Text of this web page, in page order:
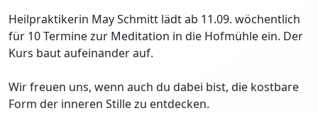
Heilpraktikerin May Schmitt lädt ab 11.09. wöchentlich
für 10 Termine zur Meditation in die Hofmühle ein. Der
Kurs baut aufeinander auf.
Wir freuen uns, wenn auch du dabei bist, die kostbare
Form der inneren Stille zu entdecken.